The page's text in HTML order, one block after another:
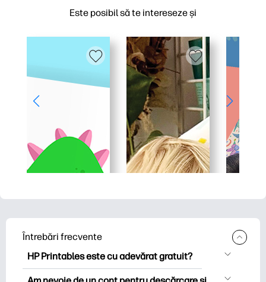
Este posibil să te intereseze și
Întrebări frecvente
HP Printables este cu adevărat gratuit?
HP Printables oferă peste 2.500 de